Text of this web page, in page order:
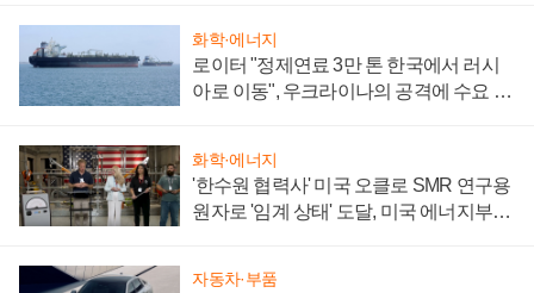
화학·에너지
로이터 "정제연료 3만 톤 한국에서 러시
아로 이동", 우크라이나의 공격에 수요 늘
화학·에너지
'한수원 협력사' 미국 오클로 SMR 연구용
원자로 '임계 상태' 도달, 미국 에너지부
자동차·부품